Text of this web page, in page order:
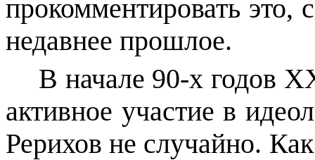
прокомментировать
недавнее прошлое.
В начале 90-х годов
активное участие в
Рерихов не случайно.